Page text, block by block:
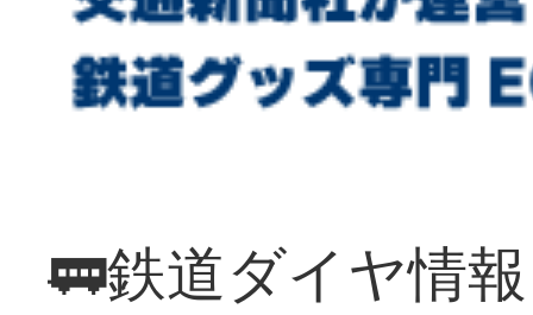
🚃鉄道ダイヤ情